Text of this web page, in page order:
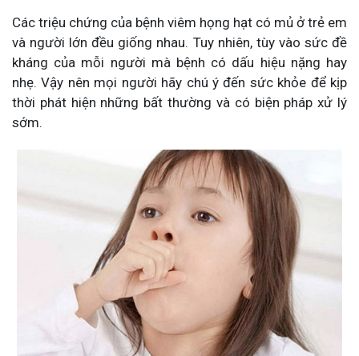
Các triệu chứng của bệnh viêm họng hạt có mủ ở trẻ em
và người lớn đều giống nhau. Tuy nhiên, tùy vào sức đề
kháng của mỗi người mà bệnh có dấu hiệu nặng hay
nhẹ. Vậy nên mọi người hãy chú ý đến sức khỏe để kịp
thời phát hiện những bất thường và có biện pháp xử lý
sớm.